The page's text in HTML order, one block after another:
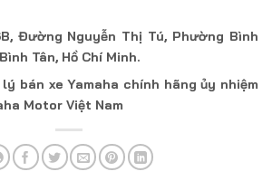
Đường Nguyễn Thị Tú, Phường Bình
Tân, Hồ Chí Minh.
bán xe Yamaha chính hãng ủy nhiệm
Motor Việt Nam